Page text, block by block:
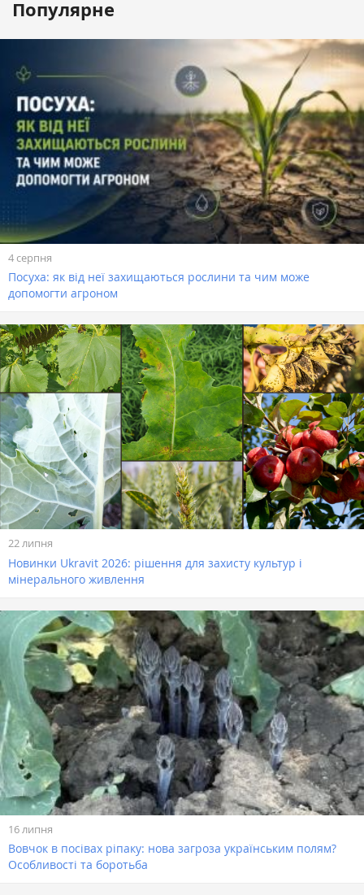
Популярне
4 серпня
Посуха: як від неї захищаються рослини та чим може
допомогти агроном
22 липня
Новинки Ukravit 2026: рішення для захисту культур і
мінерального живлення
16 липня
Вовчок в посівах ріпаку: нова загроза українським полям?
Особливості та боротьба